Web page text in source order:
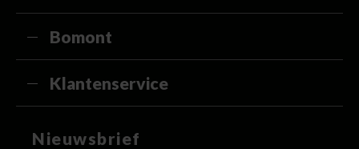
Bomont
Klantenservice
Nieuwsbrief